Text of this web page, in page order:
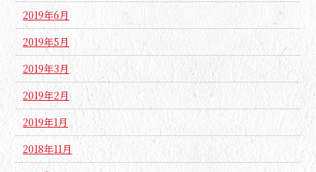
2019年6月
2019年5月
2019年3月
2019年2月
2019年1月
2018年11月